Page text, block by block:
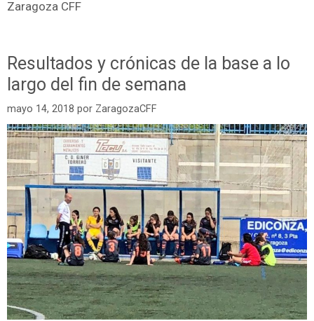
Zaragoza CFF
Resultados y crónicas de la base a lo
largo del fin de semana
mayo 14, 2018 por ZaragozaCFF